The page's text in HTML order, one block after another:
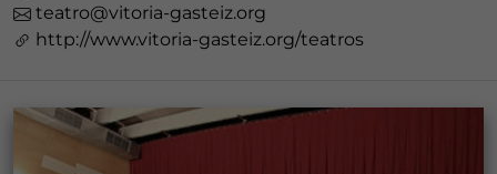
teatro@vitoria-gasteiz.org
http://www.vitoria-gasteiz.org/teatros